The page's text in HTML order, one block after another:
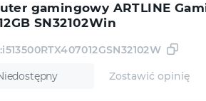
gamingowy ARTLINE
SN32102Win
i513500RTX407012GSN32102W
Zostawić opinię